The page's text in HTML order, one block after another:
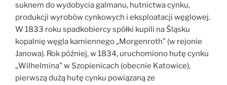
suknem do wydobycia galmanu, hutnictwa cynku,
produkcji wyrobów cynkowych i eksploatacji węglowej.
W 1833 roku spadkobiercy spółki kupili na Śląsku
kopalnię węgla kamiennego „Morgenroth” (w rejonie
Janowa). Rok później, w 1834, uruchomiono hutę cynku
„Wilhelmina” w Szopienicach (obecnie Katowice),
pierwszą dużą hutę cynku powiązaną ze